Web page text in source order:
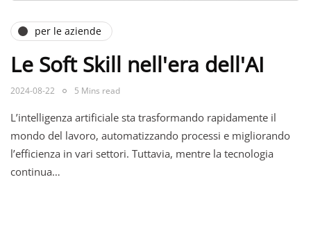
per le aziende
Le Soft Skill nell'era dell'AI
2024-08-22 5 Mins read
L’intelligenza artificiale sta trasformando rapidamente il
mondo del lavoro, automatizzando processi e migliorando
l’efficienza in vari settori. Tuttavia, mentre la tecnologia
continua…